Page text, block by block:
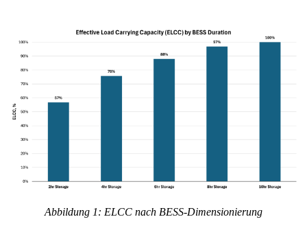
Abbildung 1: ELCC nach BESS-Dimensionierung